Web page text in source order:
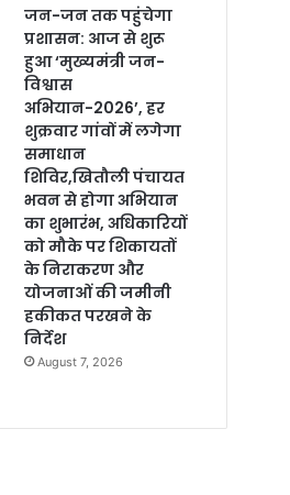
जन-जन तक पहुंचेगा
प्रशासन: आज से शुरू
हुआ ‘मुख्यमंत्री जन-
विश्वास
अभियान-2026’, हर
शुक्रवार गांवों में लगेगा
समाधान
शिविर,खितौली पंचायत
भवन से होगा अभियान
का शुभारंभ, अधिकारियों
को मौके पर शिकायतों
के निराकरण और
योजनाओं की जमीनी
हकीकत परखने के
निर्देश
August 7, 2026